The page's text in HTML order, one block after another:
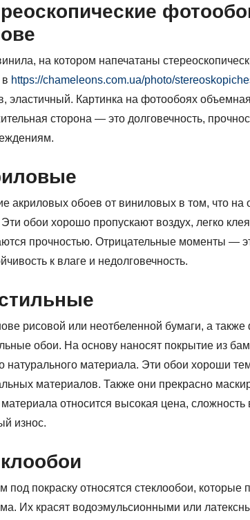
на котором напечатаны
в https://chameleons.com.ua/photo/
эластичный. Картинка на фотообоях
сторона — это долговечность,
акриловых обоев от виниловых в том, что на
обои хорошо пропускают воздух, легко
прочностью. Отрицательные моменты —
к влаге и недолговечность.
рисовой или неотбеленной бумаги, а также
обои. На основу наносят покрытие из
натурального материала. Эти обои хороши
материалов. Также они прекрасно
материала относится высокая цена,
износ.
под покраску относятся стеклообои,
Их красят водоэмульсионными или